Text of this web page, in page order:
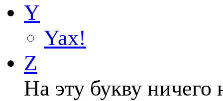
Y
Yax!
Z
На эту букву ничего